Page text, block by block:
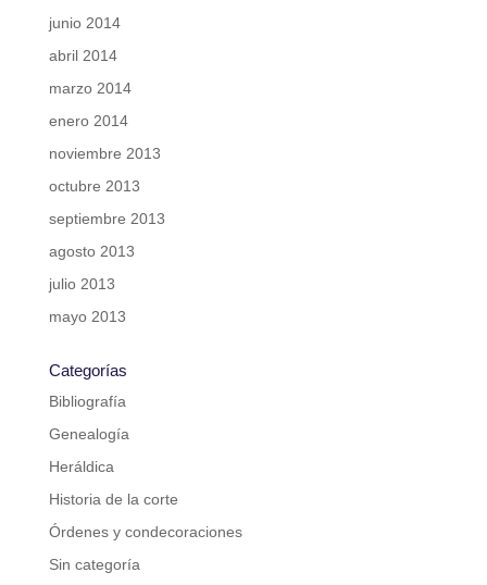
junio 2014
abril 2014
marzo 2014
enero 2014
noviembre 2013
octubre 2013
septiembre 2013
agosto 2013
julio 2013
mayo 2013
Categorías
Bibliografía
Genealogía
Heráldica
Historia de la corte
Órdenes y condecoraciones
Sin categoría